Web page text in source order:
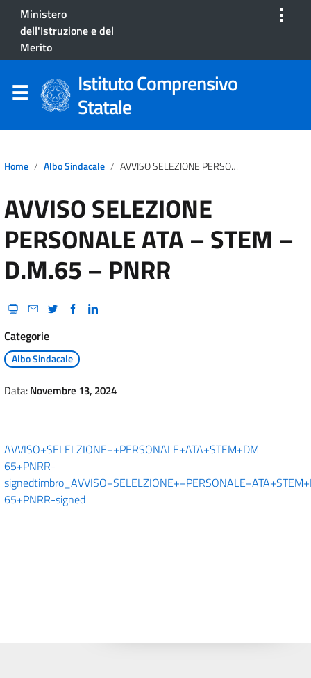
Ministero
dell'Istruzione e del
Merito
⋮
Istituto Comprensivo
Statale
Home Albo Sindacale AVVISO SELEZIONE PERSONALE ATA – STEM – D.M.65 – PNRR
AVVISO SELEZIONE
PERSONALE ATA – STEM –
D.M.65 – PNRR
Categorie
Albo Sindacale
Data:Novembre 13, 2024
AVVISO+SELELZIONE++PERSONALE+ATA+STEM+DM
65+PNRR-
signed
65+PNRR-signed